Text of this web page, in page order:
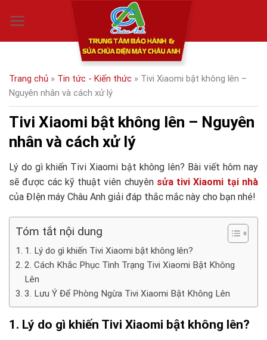
Trang chủ » Tin tức - Kiến thức » Tivi Xiaomi bật không lên –
Nguyên nhân và cách xử lý
Tivi Xiaomi bật không lên – Nguyên
nhân và cách xử lý
Lý do gì khiến Tivi Xiaomi bật không lên? Bài viết hôm nay
sẽ được các kỹ thuật viên chuyên sửa tivi Xiaomi tại nhà
của ĐIện máy Châu Anh giải đáp thắc mắc này cho bạn nhé!
Tóm tắt nội dung
1. Lý do gì khiến Tivi Xiaomi bật không lên?
2. Cách Khắc Phục Tình Trạng Tivi Xiaomi Bật Không
Lên
3. Lưu Ý Để Phòng Ngừa Tivi Xiaomi Bật Không Lên
1. Lý do gì khiến Tivi Xiaomi bật không lên?